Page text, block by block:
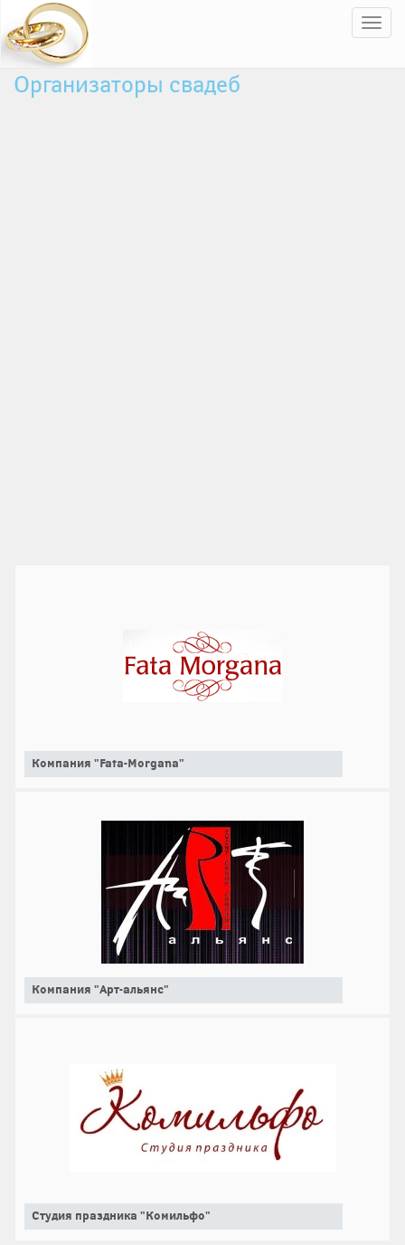
Организаторы свадеб
Компания "Fata-Morgana"
Компания "Арт-альянс"
Студия праздника "Комильфо"